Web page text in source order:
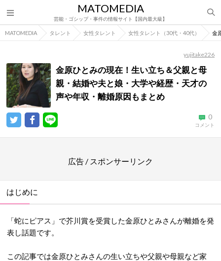
MATOMEDIA
芸能・ゴシップ・事件の情報サイト【国内最大級】
MATOMEDIA タレント 女性タレント 女性タレント（30代・40代） 金
yujitake226
金原ひとみの現在！生い立ち＆父親と母
親・結婚や夫と娘・大学や経歴・天才の
声や年収・離婚原因もまとめ
0
コメント
広告 / スポンサーリンク
はじめに
「蛇にピアス」で芥川賞を受賞した金原ひとみさんが離婚を発
表し話題です。
この記事では金原ひとみさんの生い立ちや父親や母親など家